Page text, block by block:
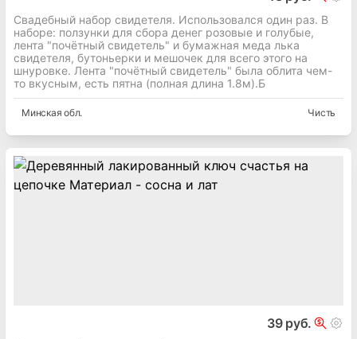
Свадебный набор свидетеля. Использовался один раз. В
наборе: ползунки для сбора денег розовые и голубые,
лента "почётный свидетель" и бумажная меда лька
свидетеля, бутоньерки и мешочек для всего этого на
шнуровке. Лента "почётный свидетель" была облита чем-
то вкусным, есть пятна (полная длина 1.8м).Б
Минская обл. Чисть
39 руб.